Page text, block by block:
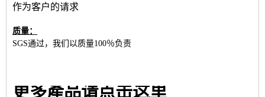
作为客户的请求
质量：
SGS通过，我们以质量100％负责
更多產品请点击这里